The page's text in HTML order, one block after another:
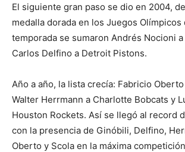
El siguiente gran paso se dio en 2004,
medalla dorada en los Juegos Olímpicos
temporada se sumaron Andrés Nocioni
Carlos Delfino a Detroit Pistons.
Año a año, la lista crecía: Fabricio
Walter Herrmann a Charlotte Bobcats y
Houston Rockets. Así se llegó al record
con la presencia de Ginóbili, Delfino,
Oberto y Scola en la máxima